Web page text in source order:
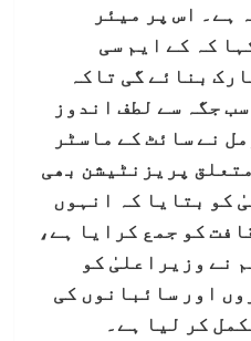
ہے۔ اس پر میئر
کہ کے ایم سی
بنائے گی تاکہ
جگہ سے لطف اندوز
نے سائٹ کے ماسٹر
پریزنٹیشن بھی
کو بتایا کہ انہوں
کو جمع کرایا ہے،
نے وزیراعلیٰ کو
اور سائبانوں کی
کر لیا ہے۔